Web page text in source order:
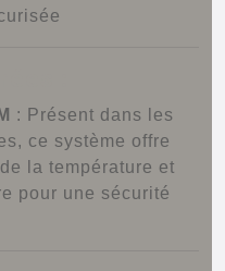
:
: Présent dans les
ce système offre
la température et
pour une sécurité